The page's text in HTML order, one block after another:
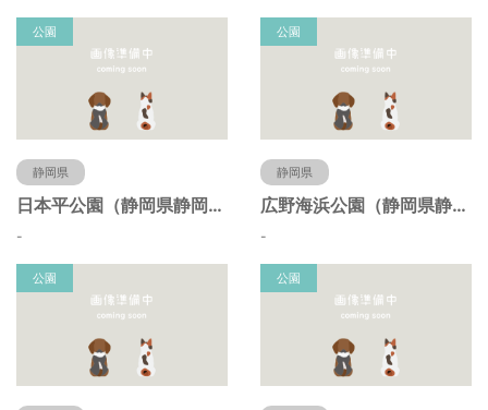
公園
静岡県
日本平公園（静岡県静岡市）
-
公園
静岡県
広野海浜公園（静岡県静岡市）
-
公園 公園